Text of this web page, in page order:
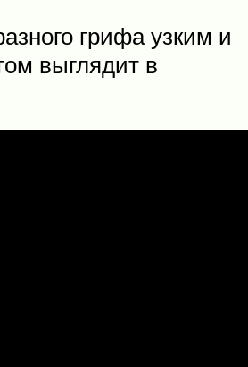
грифа узким и
выглядит в